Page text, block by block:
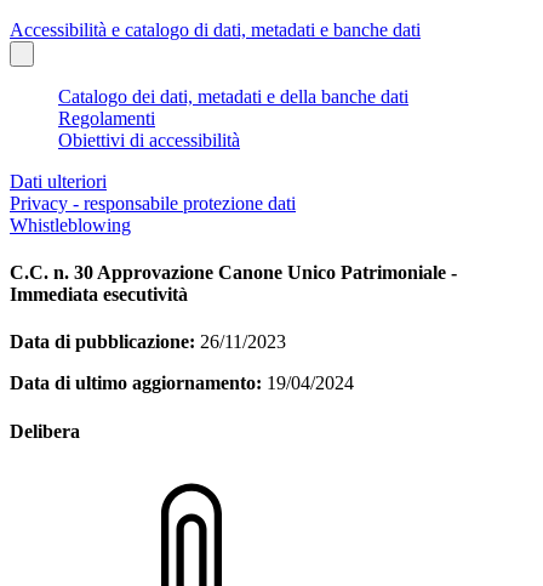
Accessibilità e catalogo di dati, metadati e banche dati
Catalogo dei dati, metadati e della banche dati
Regolamenti
Obiettivi di accessibilità
Dati ulteriori
Privacy - responsabile protezione dati
Whistleblowing
C.C. n. 30 Approvazione Canone Unico Patrimoniale -
Immediata esecutività
Data di pubblicazione: 26/11/2023
Data di ultimo aggiornamento: 19/04/2024
Delibera